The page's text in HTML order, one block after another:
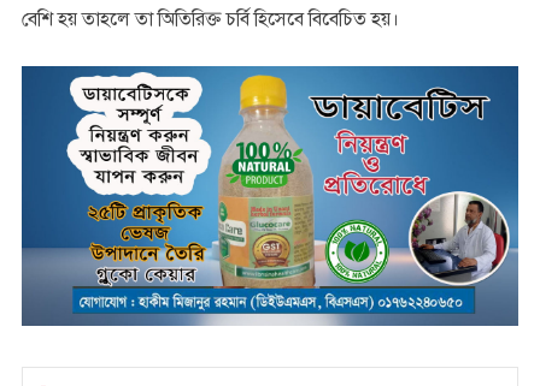
বেশি হয় তাহলে তা অিতিরিক্ত চর্বি হিসেবে বিবেচিত হয়।